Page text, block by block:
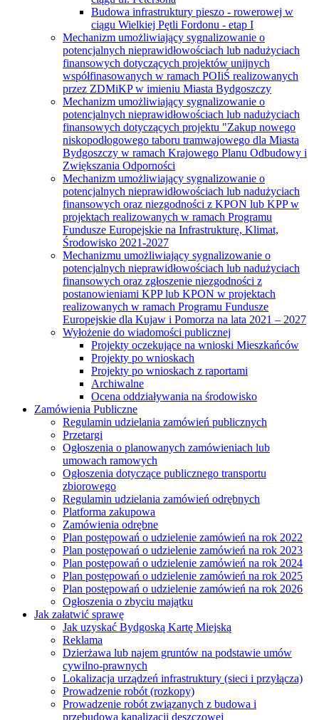
Budowa infrastruktury pieszo - rowerowej w
ciągu Wielkiej Pętli Fordonu - etap I
Mechanizm umożliwiający sygnalizowanie o
potencjalnych nieprawidłowościach lub nadużyciach
finansowych dotyczących projektów unijnych
współfinasowanych w ramach POIiŚ realizowanych
przez ZDMiKP w imieniu Miasta Bydgoszczy
Mechanizm umożliwiający sygnalizowanie o
potencjalnych nieprawidłowościach lub nadużyciach
finansowych dotyczących projektu "Zakup nowego
niskopodłogowego taboru tramwajowego dla Miasta
Bydgoszczy w ramach Krajowego Planu Odbudowy i
Zwiększania Odporności
Mechanizm umożliwiający sygnalizowanie o
potencjalnych nieprawidłowościach lub nadużyciach
finansowych oraz niezgodności z KPON lub KPP w
projektach realizowanych w ramach Programu
Fundusze Europejskie na Infrastrukturę, Klimat,
Środowisko 2021-2027
Mechanizmu umożliwiający sygnalizowanie o
potencjalnych nieprawidłowościach lub nadużyciach
finansowych oraz zgłoszenie niezgodności z
postanowieniami KPP lub KPON w projektach
realizowanych w ramach Programu Fundusze
Europejskie dla Kujaw i Pomorza na lata 2021 – 2027
Wyłożenie do wiadomości publicznej
Projekty oczekujące na wnioski Mieszkańców
Projekty po wnioskach
Projekty po wnioskach z raportami
Archiwalne
Ocena oddziaływania na środowisko
Zamówienia Publiczne
Regulamin udzielania zamówień publicznych
Przetargi
Ogłoszenia o planowanych zamówieniach lub
umowach ramowych
Ogłoszenia dotyczące publicznego transportu
zbiorowego
Regulamin udzielania zamówień odrębnych
Platforma zakupowa
Zamówienia odrębne
Plan postępowań o udzielenie zamówień na rok 2022
Plan postępowań o udzielenie zamówień na rok 2023
Plan postępowań o udzielenie zamówień na rok 2024
Plan postępowań o udzielenie zamówień na rok 2025
Plan postępowań o udzielenie zamówień na rok 2026
Ogłoszenia o zbyciu majątku
Jak załatwić sprawę
Jak uzyskać Bydgoską Kartę Miejską
Reklama
Dzierżawa lub najem gruntów na podstawie umów
cywilno-prawnych
Lokalizacja urządzeń infrastruktury (sieci i przyłącza)
Prowadzenie robót (rozkopy)
Prowadzenie robót związanych z budowa i
przebudową kanalizacji deszczowej